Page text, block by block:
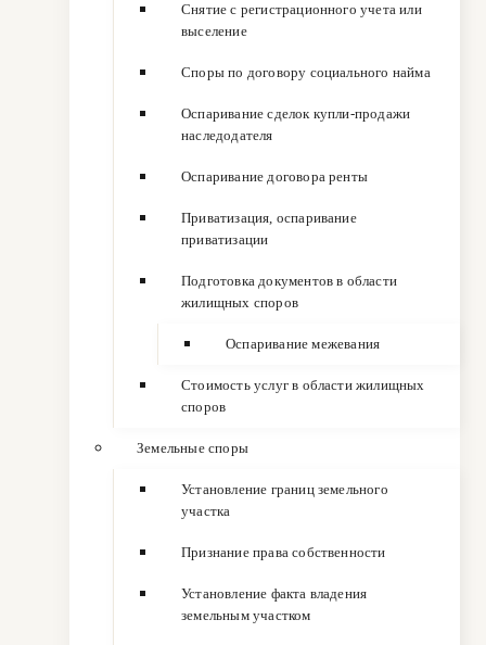
Снятие с регистрационного учета или
выселение
Споры по договору социального найма
Оспаривание сделок купли-продажи
наследодателя
Оспаривание договора ренты
Приватизация, оспаривание
приватизации
Подготовка документов в области
жилищных споров
Оспаривание межевания
Стоимость услуг в области жилищных
споров
Земельные споры
Установление границ земельного
участка
Признание права собственности
Установление факта владения
земельным участком